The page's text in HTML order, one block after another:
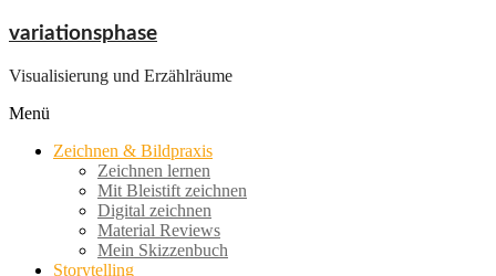
Zum
springen
variationsphase
Visualisierung und Erzählräume
Menü
Zeichnen & Bildpraxis
Zeichnen lernen
Mit Bleistift zeichnen
Digital zeichnen
Material Reviews
Mein Skizzenbuch
Storytelling